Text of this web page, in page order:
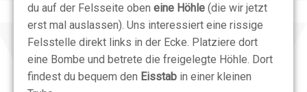
du auf der Felsseite oben eine Höhle (die wir jetzt
erst mal auslassen). Uns interessiert eine rissige
Felsstelle direkt links in der Ecke. Platziere dort
eine Bombe und betrete die freigelegte Höhle. Dort
findest du bequem den Eisstab in einer kleinen